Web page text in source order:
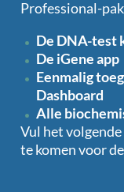
Professional-
De DNA-test
De iGene app
Eenmalig
Dashboard
Alle
Vul het
te komen voor